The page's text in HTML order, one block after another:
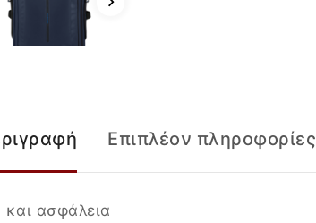
Επιπλέον πληροφορίες
ασφάλεια